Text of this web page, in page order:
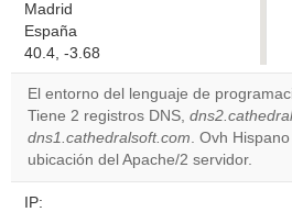
Madrid
España
40.4, -3.68
El entorno del lenguaje de
Tiene 2 registros DNS,
dns1.cathedralsoft.com. Ovh
ubicación del Apache/2 servidor.
IP: